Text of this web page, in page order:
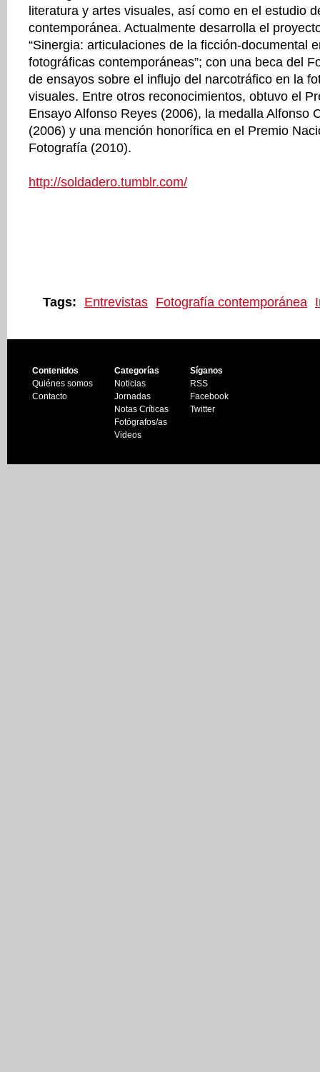
literatura y artes visuales, así como en el estudio
contemporánea. Actualmente desarrolla el
“Sinergia: articulaciones de la ficción-documental
fotográficas contemporáneas”; con una beca del
de ensayos sobre el influjo del narcotráfico en la
visuales. Entre otros reconocimientos, obtuvo el
Ensayo Alfonso Reyes (2006), la medalla Alfonso
(2006) y una mención honorífica en el Premio
Fotografía (2010).
http://soldadero.tumblr.com/
Tags: Entrevistas Fotografía contemporánea
Contenidos
Quiénes somos
Contacto
Categorías
Noticias
Jornadas
Notas Críticas
Fotógrafos/as
Videos
Síganos
RSS
Facebook
Twitter